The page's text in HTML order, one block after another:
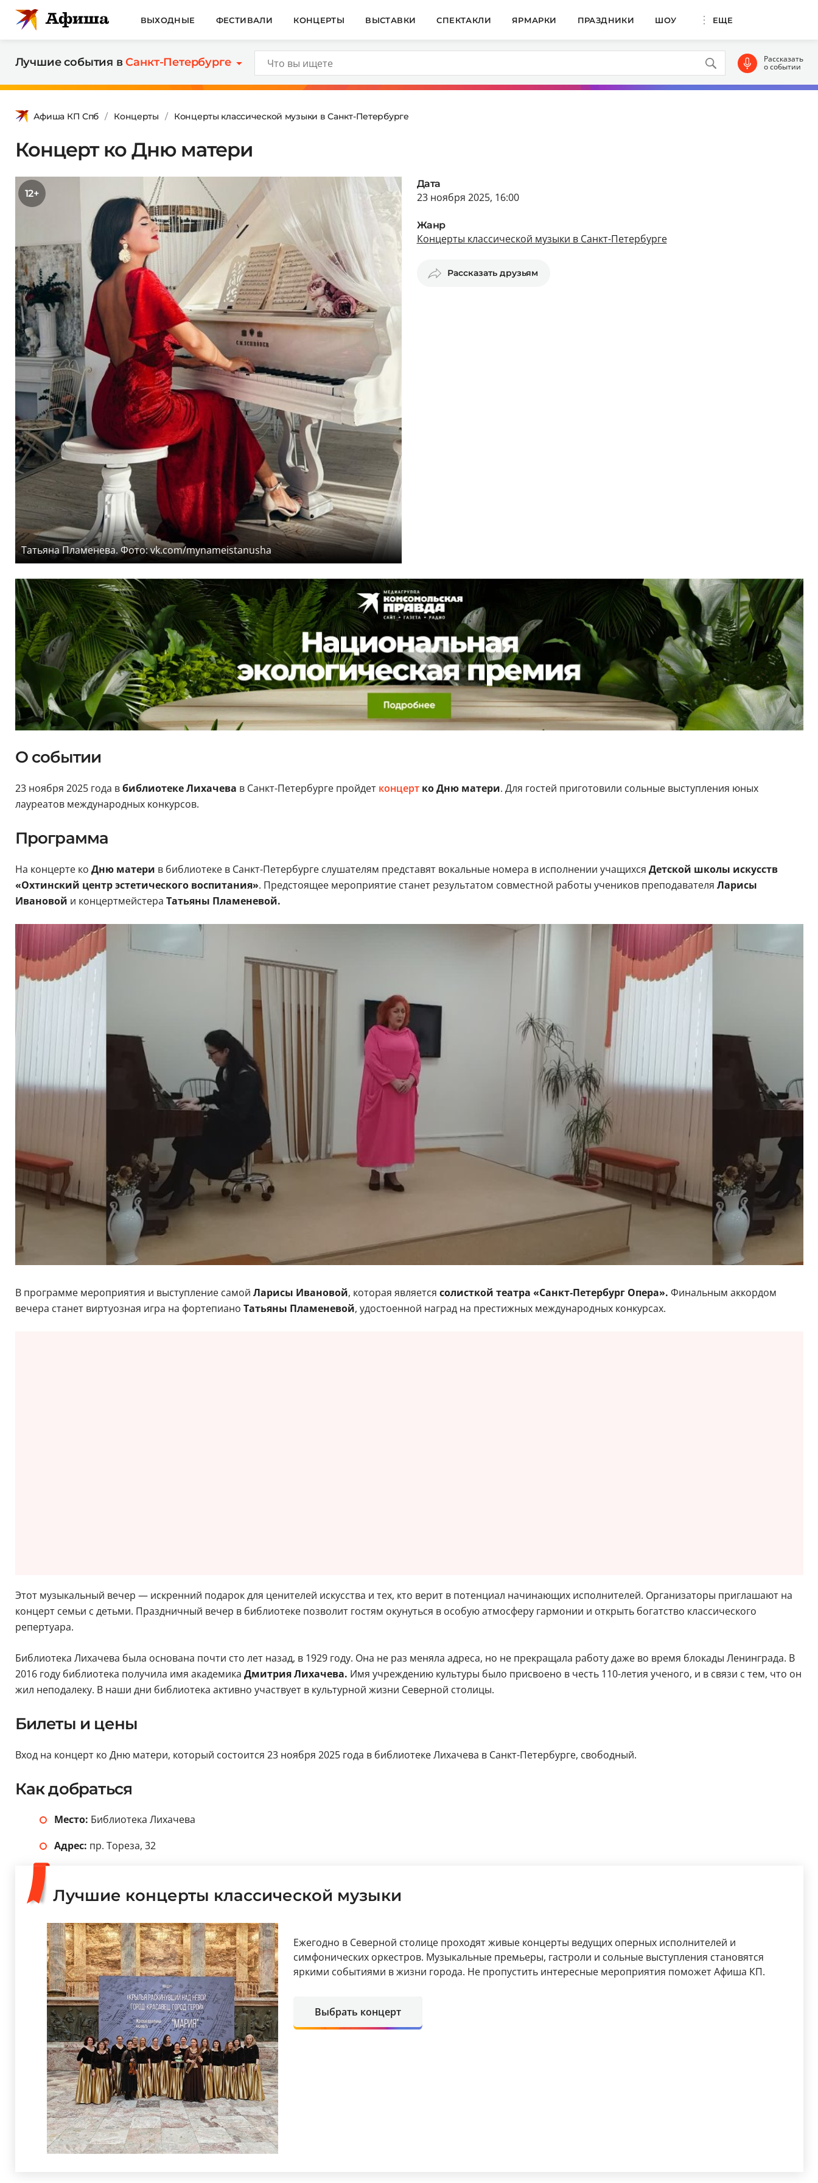
ВЫХОДНЫЕ ФЕСТИВАЛИ КОНЦЕРТЫ ВЫСТАВКИ СПЕКТАКЛИ ЯРМАРКИ ПРАЗДНИКИ ШОУ ЕЩЕ
Лучшие события вСанкт-Петербурге Рассказать
о событии
Афиша КП Спб Концерты Концерты классической музыки в Санкт-Петербурге
Концерт ко Дню матери
12+
Татьяна Пламенева. Фото: vk.com/mynameistanusha
Дата
23 ноября 2025, 16:00
Жанр
Концерты классической музыки в Санкт-Петербурге
Рассказать друзьям
О событии
23 ноября 2025 года вбиблиотеке Лихачева в Санкт-Петербурге пройдет концертко Дню матери. Для гостей приготовили сольные выступления юных
лауреатов международных конкурсов.
Программа
На концерте ко Дню матери в библиотеке в Санкт-Петербурге слушателям представят вокальные номера в исполнении учащихся Детской школы искусств
«Охтинский центр эстетического воспитания». Предстоящее мероприятие станет результатом совместной работы учеников преподавателя Ларисы
Ивановой и концертмейстера Татьяны Пламеневой.
В программе мероприятия и выступление самой Ларисы Ивановой, которая является солисткой театра «Санкт‑Петербург Опера». Финальным аккордом
вечера станет виртуозная игра на фортепиано Татьяны Пламеневой, удостоенной наград на престижных международных конкурсах.
Этот музыкальный вечер — искренний подарок для ценителей искусства и тех, кто верит в потенциал начинающих исполнителей. Организаторы приглашают на
концерт семьи с детьми. Праздничный вечер в библиотеке позволит гостям окунуться в особую атмосферу гармонии и открыть богатство классического
репертуара.
Библиотека Лихачева была основана почти сто лет назад, в 1929 году. Она не раз меняла адреса, но не прекращала работу даже во время блокады Ленинграда. В
2016 году библиотека получила имя академика Дмитрия Лихачева. Имя учреждению культуры было присвоено в честь 110-летия ученого, и в связи с тем, что он
жил неподалеку. В наши дни библиотека активно участвует в культурной жизни Северной столицы.
Билеты и цены
Вход на концерт ко Дню матери, который состоится 23 ноября 2025 года в библиотеке Лихачева в Санкт-Петербурге, свободный.
Как добраться
Место: Библиотека Лихачева
Адрес: пр. Тореза, 32
Лучшие концерты классической музыки
Ежегодно в Северной столице проходят живые концерты ведущих оперных исполнителей и
симфонических оркестров. Музыкальные премьеры, гастроли и сольные выступления становятся
яркими событиями в жизни города. Не пропустить интересные мероприятия поможет Афиша КП.
Выбрать концерт